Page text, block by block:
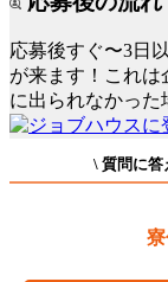
応募後すぐ〜3日
が来ます！これ
に出られなかった
\ 質問に答